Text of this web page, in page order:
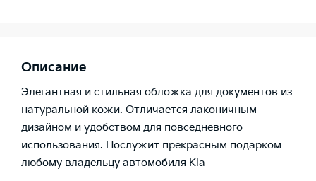
Описание
Элегантная и стильная обложка для документов из
натуральной кожи. Отличается лаконичным
дизайном и удобством для повседневного
использования. Послужит прекрасным подарком
любому владельцу автомобиля Kia